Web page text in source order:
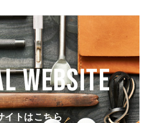
WEBSITE
イトはこちら